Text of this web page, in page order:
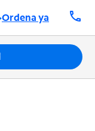
Ordena ya call